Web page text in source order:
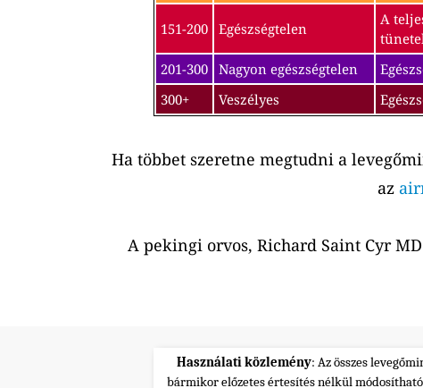
151-200 Egészségtelen
A
201-300 Nagyon egészségtelen
300+
Veszélyes
Ha többet szeretne megtudni a
az
A pekingi orvos, Richard Saint Cyr
Használati közlemény: Az összes
bármikor előzetes értesítés nélkül